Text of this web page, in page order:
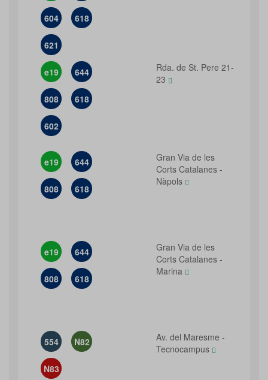
604 618
621
e19 644
808 618
602
Rda. de St. Pere 21-
23
e19 644
808 618
Gran Via de les
Corts Catalanes -
Nàpols
e19 644
808 618
Gran Via de les
Corts Catalanes -
Marina
554 N82
N83
Av. del Maresme -
Tecnocampus